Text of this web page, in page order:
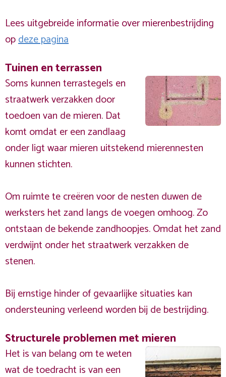
Lees uitgebreide informatie over mierenbestrijding
opdeze pagina
Tuinen en terrassen
Soms kunnen terrastegels en
straatwerk verzakken door
toedoen van de mieren. Dat
komt omdat er een zandlaag
onder ligt waar mieren uitstekend mierennesten
kunnen stichten.
Om ruimte te creëren voor de nesten duwen de
werksters het zand langs de voegen omhoog. Zo
ontstaan de bekende zandhoopjes. Omdat het zand
verdwijnt onder het straatwerk verzakken de
stenen.
Bij ernstige hinder of gevaarlijke situaties kan
ondersteuning verleend worden bij de bestrijding.
Structurele problemen met mieren
Het is van belang om te weten
wat de toedracht is van een